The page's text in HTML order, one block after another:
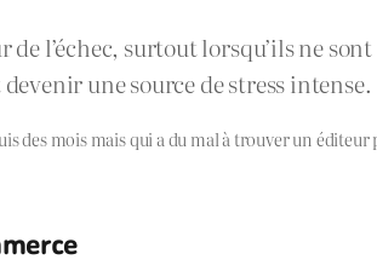
l’échec, surtout lorsqu’ils ne
une source de stress intense.
mois mais qui a du mal à trouver un éditeur